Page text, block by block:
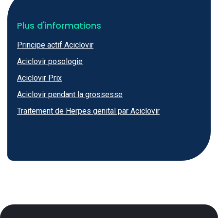
Plus d'informations
Principe actif Aciclovir
Aciclovir posologie
Aciclovir Prix
Aciclovir pendant la grossesse
Traitement de Herpes genital par Aciclovir